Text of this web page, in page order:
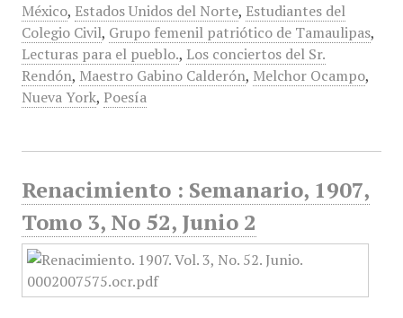
México, Estados Unidos del Norte, Estudiantes del
Colegio Civil, Grupo femenil patriótico de Tamaulipas,
Lecturas para el pueblo., Los conciertos del Sr.
Rendón, Maestro Gabino Calderón, Melchor Ocampo,
Nueva York, Poesía
Renacimiento : Semanario, 1907,
Tomo 3, No 52, Junio 2